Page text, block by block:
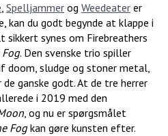
, Spelljammer og Weedeater er
kan du godt begynde at klappe i
synes om Firebreathers
. Den svenske trio spiller
doom, sludge og stoner metal,
ganske godt. At de tre herrer
i 2019 med den
, og nu er spørgsmålet
Fogkan gøre kunsten efter.